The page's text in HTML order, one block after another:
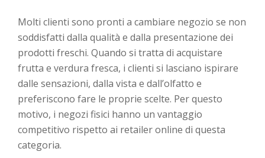
Molti clienti sono pronti a cambiare negozio se non
soddisfatti dalla qualità e dalla presentazione dei
prodotti freschi. Quando si tratta di acquistare
frutta e verdura fresca, i clienti si lasciano ispirare
dalle sensazioni, dalla vista e dall’olfatto e
preferiscono fare le proprie scelte. Per questo
motivo, i negozi fisici hanno un vantaggio
competitivo rispetto ai retailer online di questa
categoria.